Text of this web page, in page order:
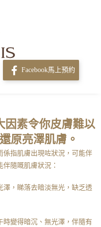
Facebook馬上預約
因素令你皮膚難以
原亮澤肌膚。
係指肌膚出現咗狀況，可能伴
隨嘅肌膚狀況：
澤，睇落去暗淡無光，缺乏透
時變得暗沉、無光澤，伴隨有